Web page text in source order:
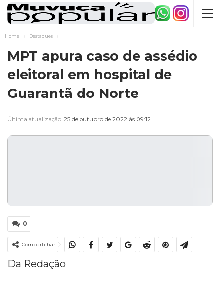
Home Destaques
MPT apura caso de assédio
eleitoral em hospital de
Guarantã do Norte
Última atualização 25 de outubro de 2022 às 09:12
0
Compartilhar
Da Redação